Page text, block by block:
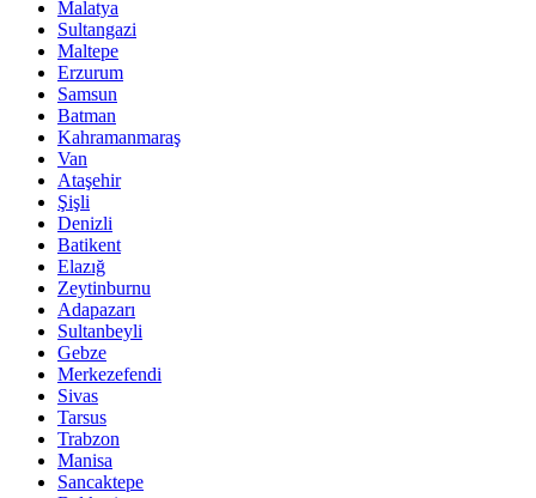
Malatya
Sultangazi
Maltepe
Erzurum
Samsun
Batman
Kahramanmaraş
Van
Ataşehir
Şişli
Denizli
Batikent
Elazığ
Zeytinburnu
Adapazarı
Sultanbeyli
Gebze
Merkezefendi
Sivas
Tarsus
Trabzon
Manisa
Sancaktepe